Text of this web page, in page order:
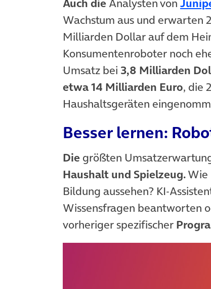
Wachstum aus und erwarten
Milliarden Dollar auf dem
Konsumentenroboter noch
Umsatz bei 3,8 Milliarden
etwa 14 Milliarden Euro, die
Haushaltsgeräten
Besser lernen:
Die größten
Haushalt und Spielzeug.Wie
Bildung aussehen? KI-
Wissensfragen beantworten
vorheriger spezifischer